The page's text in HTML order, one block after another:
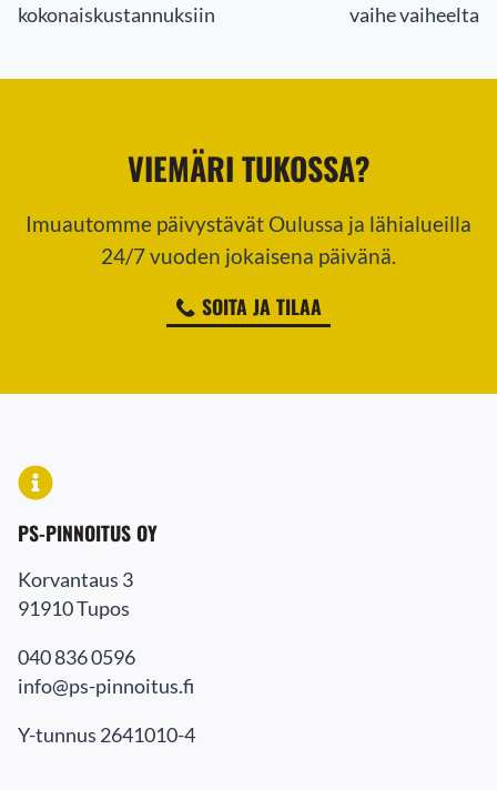
kokonaiskustannuksiin
vaihe vaiheelta
VIEMÄRI TUKOSSA?
Imuautomme päivystävät Oulussa ja lähialueilla
24/7 vuoden jokaisena päivänä.
SOITA JA TILAA
PS-PINNOITUS OY
Korvantaus 3
91910 Tupos
040 836 0596
info@ps-pinnoitus.fi
Y-tunnus 2641010-4